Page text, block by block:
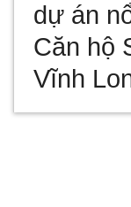
dự án
Căn hộ
Vĩnh